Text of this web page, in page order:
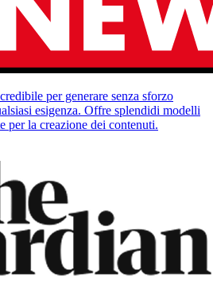
per generare senza sforzo
esigenza. Offre splendidi modelli
per la creazione dei contenuti.